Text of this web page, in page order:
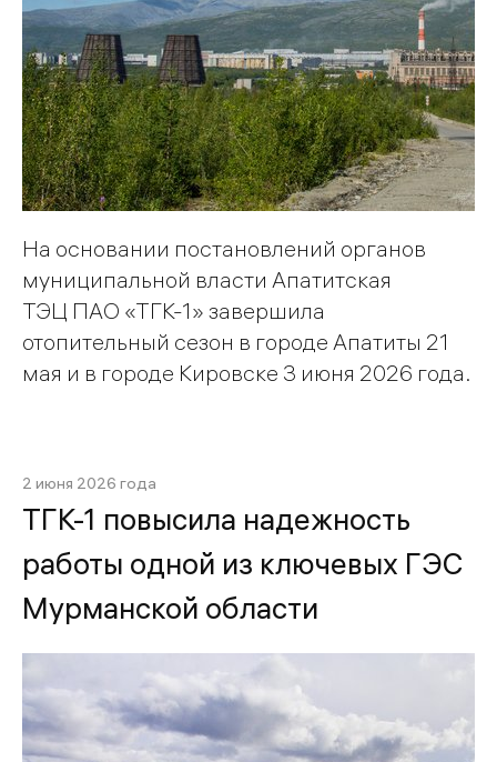
На основании постановлений органов
муниципальной власти Апатитская
ТЭЦ ПАО «ТГК-1» завершила
отопительный сезон в городе Апатиты 21
мая и в городе Кировске 3 июня 2026 года.
2 июня 2026 года
ТГК-1 повысила надежность
работы одной из ключевых ГЭС
Мурманской области